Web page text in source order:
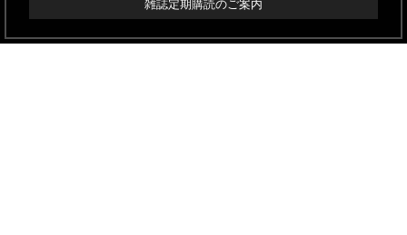
雑誌定期購読のご案内